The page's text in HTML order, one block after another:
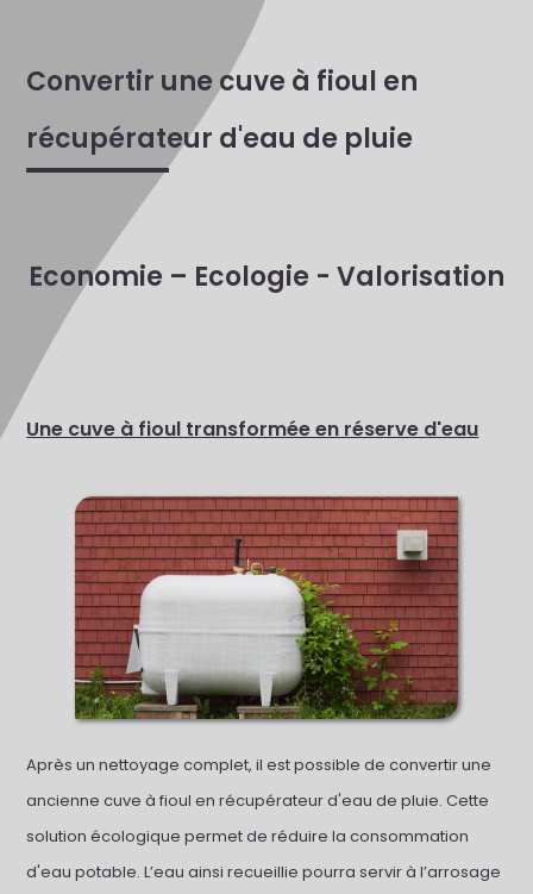
Convertir une cuve à fioul en
récupérateur d'eau de pluie
Economie – Ecologie - Valorisation
Une cuve à fioul transformée en réserve d'eau
Après un nettoyage complet, il est possible de convertir une
ancienne cuve à fioul en récupérateur d'eau de pluie. Cette
solution écologique permet de réduire la consommation
d'eau potable. L’eau ainsi recueillie pourra servir à l’arrosage